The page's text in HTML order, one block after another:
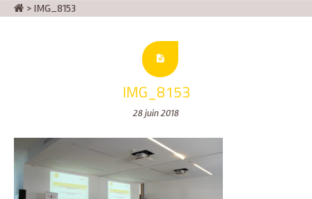
> IMG_8153
IMG_8153
28 juin 2018